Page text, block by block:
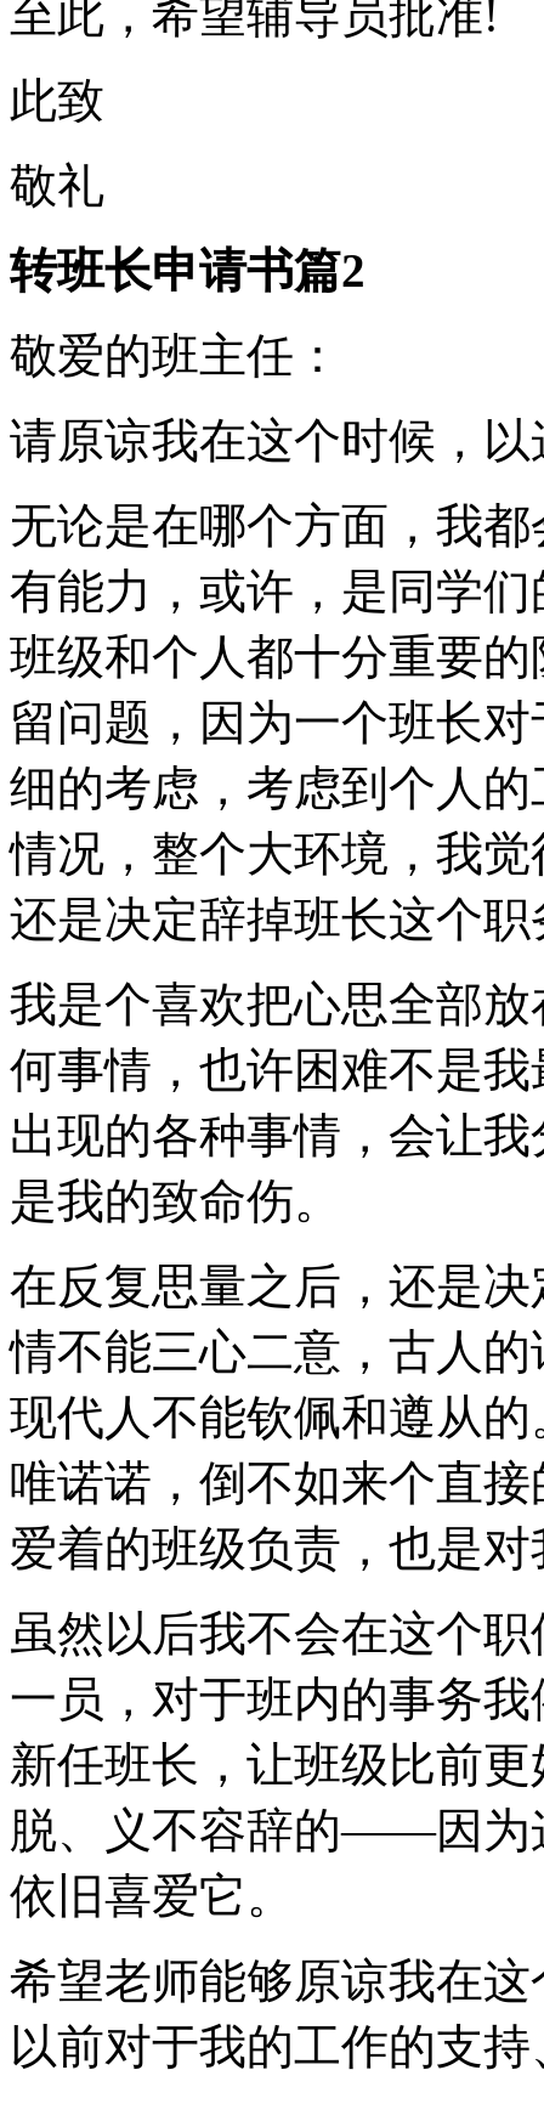
至此，希望辅导员批准!
此致
敬礼
转班长申请书篇2
敬爱的班主任：
请原谅我在这个时候，
无论是在哪个方面，我
有能力，或许，是同学
班级和个人都十分重要
留问题，因为一个班长
细的考虑，考虑到个人
情况，整个大环境，我
还是决定辞掉班长这个职
我是个喜欢把心思全部
何事情，也许困难不是
出现的各种事情，会让
是我的致命伤。
在反复思量之后，还是
情不能三心二意，古人
现代人不能钦佩和遵从
唯诺诺，倒不如来个直
爱着的班级负责，也是
虽然以后我不会在这个
一员，对于班内的事务
新任班长，让班级比前
脱、义不容辞的——因为
依旧喜爱它。
希望老师能够原谅我在
以前对于我的工作的支